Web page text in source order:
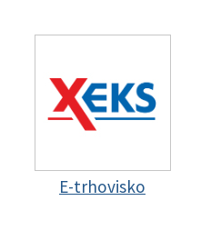
E-trhovisko